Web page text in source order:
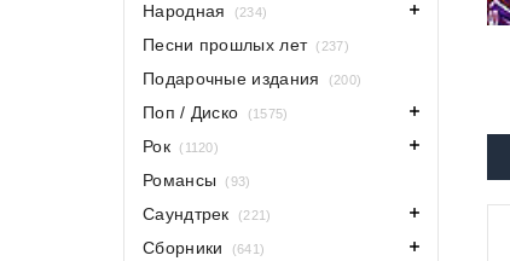
Народная (234)
Песни прошлых лет (237)
Подарочные издания (200)
Поп / Диско (1575)
Рок (1120)
Романсы (93)
Саундтрек (221)
Сборники (641)